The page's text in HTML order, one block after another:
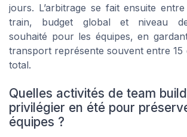
jours. L’arbitrage se fait ensuite
train, budget global et niveau de
souhaité pour les équipes, en
transport représente souvent entre
total.
Quelles activités de team
privilégier en été pour
équipes ?